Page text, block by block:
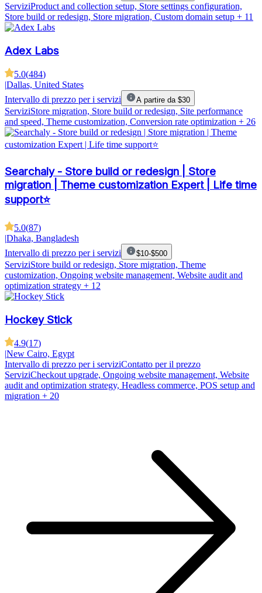
ServiziProduct and collection setup, Store settings configuration,
Store build or redesign, Store migration, Custom domain setup + 11
Adex Labs
5.0(484)
|Dallas, United States
Intervallo di prezzo per i servizi
A partire da $30
ServiziStore migration, Store build or redesign, Site performance
and speed, Theme customization, Conversion rate optimization + 26
Searchaly - Store build or redesign | Store
migration | Theme customization Expert | Life time
support⭐
5.0(87)
|Dhaka, Bangladesh
Intervallo di prezzo per i servizi
$10-$500
ServiziStore build or redesign, Store migration, Theme
customization, Ongoing website management, Website audit and
optimization strategy + 12
Hockey Stick
4.9(17)
|New Cairo, Egypt
Intervallo di prezzo per i serviziContatto per il prezzo
ServiziCheckout upgrade, Ongoing website management, Website
audit and optimization strategy, Headless commerce, POS setup and
migration + 20